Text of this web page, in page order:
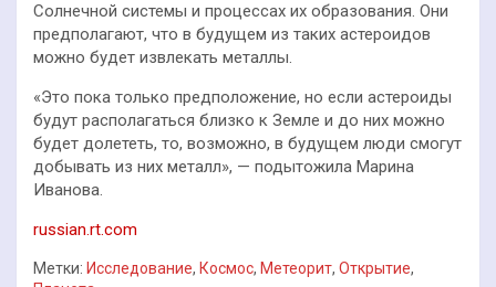
Солнечной системы и процессах их образования. Они
предполагают, что в будущем из таких астероидов
можно будет извлекать металлы.
«Это пока только предположение, но если астероиды
будут располагаться близко к Земле и до них можно
будет долететь, то, возможно, в будущем люди смогут
добывать из них металл», — подытожила Марина
Иванова.
russian.rt.com
Метки: Исследование, Космос, Метеорит, Открытие,